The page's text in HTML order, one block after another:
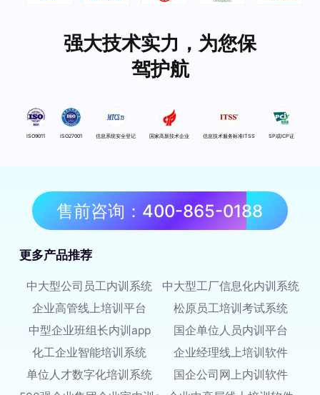
强大技术实力，为您保
驾护航
ISO9011 ISO27001 信息系统安全登记 国家高新技术企业 信息技术服务标准ITSS SP或ICP证
售前咨询：400-865-0188
更多产品推荐
中大型公司员工内训系统
中大型工厂信息化内训系统
企业高管线上培训平台
松原员工培训考试系统
中型企业班组长内训app
国企单位人员内训平台
化工企业智能培训系统
企业经理线上培训软件
单位人才数字化培训系统
国企公司网上内训软件